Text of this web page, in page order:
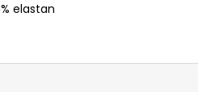
elastan